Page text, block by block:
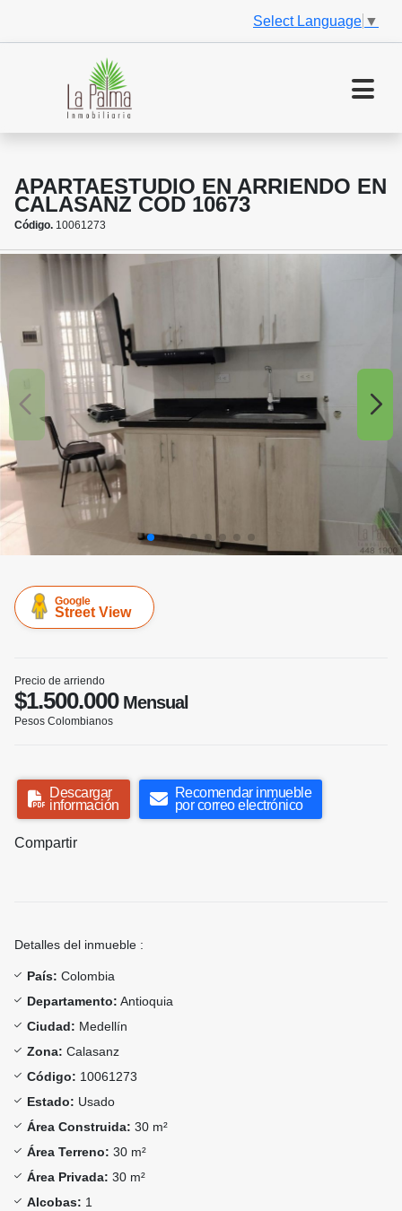
Select Language ▼
APARTAESTUDIO EN ARRIENDO EN
CALASANZ COD 10673
Código. 10061273
Google
Street View
Precio de arriendo
$1.500.000Mensual
Pesos Colombianos
Descargar
información
Recomendar inmueble
por correo electrónico
Compartir
Detalles del inmueble :
País: Colombia
Departamento: Antioquia
Ciudad: Medellín
Zona: Calasanz
Código: 10061273
Estado: Usado
Área Construida: 30 m²
Área Terreno: 30 m²
Área Privada: 30 m²
Alcobas: 1